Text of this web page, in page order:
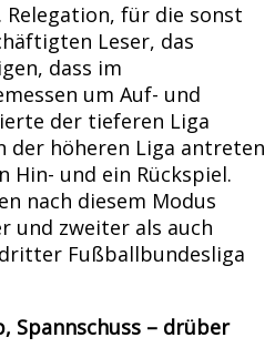
für die sonst
Leser, das
dass im
um Auf- und
der tieferen Liga
der höheren Liga antreten
Hin- und ein Rückspiel.
nach diesem Modus
und zweiter als auch
Fußballbundesliga
Spannschuss – drüber